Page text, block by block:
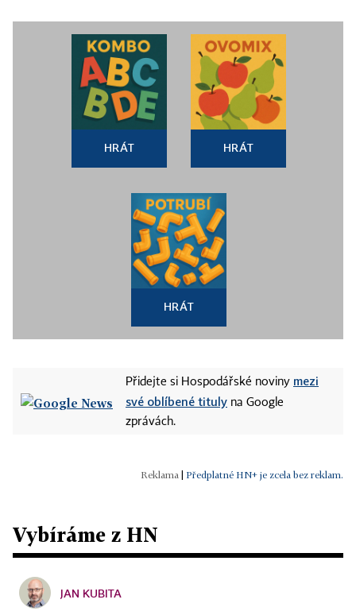
HRÁT HRÁT
HRÁT
Přidejte si Hospodářské noviny mezi
své oblíbené tituly na Google
zprávách.
Předplatné HN+ je zcela bez reklam.
Vybíráme z HN
JAN KUBITA